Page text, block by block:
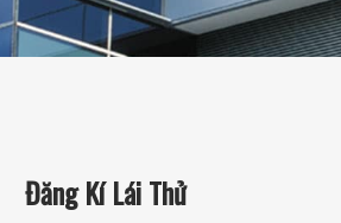
Đăng Kí Lái Thử